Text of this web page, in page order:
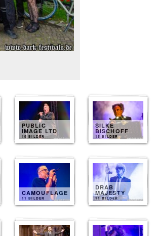
PUBLIC
IMAGE LTD
15 BILDER
SILKE
BISCHOFF
15 BILDER
CAMOUFLAGE
11 BILDER
DRAB
MAJESTY
11 BILDER